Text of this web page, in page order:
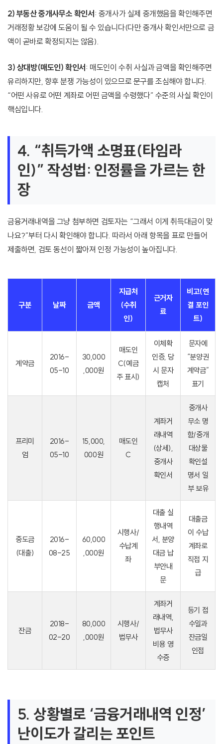
2) 부동산 중개사무소 확인서 : 중개사가 실제 중개했음을 확인해주면
거래정황 보강에 도움이 될 수 있습니다(다만 중개사 확인서만으로 금
액이 곧바로 확정되지는 않음).
3) 상대방(매도인) 확인서 : 매도인이 수취 사실과 금액을 확인해주면
유리하지만, 향후 분쟁 가능성이 있으므로 문구를 조심해야 합니다.
“어떤 사유로 어떤 계좌로 어떤 금액을 수령했다” 수준의 사실 확인이
핵심입니다.
4. “취득가액 소명표(타임라
인)” 작성법: 인정률을 가르는 한
장
금융거래내역을 그냥 첨부하면 검토자는 “그래서 이게 취득대금이 맞
나요?”부터 다시 확인해야 합니다. 따라서 아래 항목을 표로 만들어
제출하면, 검토 동선이 짧아져 인정 가능성이 높아집니다.
구분 날짜 금액
지급처
(수취
인)
근거자
료
비고(연
결 포인
트)
계약금
2016-
05-10
30,000
,000원
매도인
C(예금
주 표시)
이체확
인증, 당
시 문자
캡처
문자에
“분양권
계약금”
표기
프리미
엄
2016-
05-10
15,000,
000원
매도인
C
계좌거
래내역
(상세),
중개사
확인서
중개사
무소 명
함/중개
대상물
확인설
명서 일
부 보유
중도금
(대출)
2016-
08-25
60,000
,000원
시행사/
수납계
좌
대출 실
행내역
서, 분양
대금 납
부안내
문
대출금
이 수납
계좌로
직접 지
급
잔금
2018-
02-20
80,000
,000원
시행사/
법무사
계좌거
래내역,
법무사
비용 영
수증
등기 접
수일과
잔금일
인접
5. 상황별로 ‘금융거래내역 인정’
난이도가 갈리는 포인트